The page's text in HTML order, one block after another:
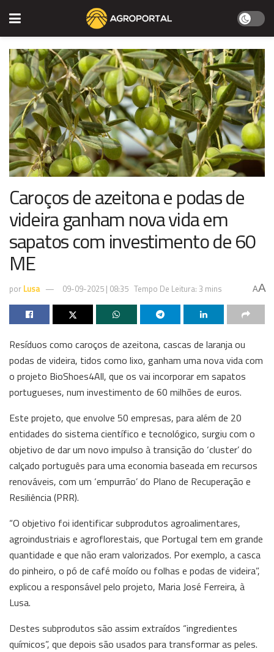
Caroços de azeitona e podas de
videira ganham nova vida em
sapatos com investimento de 60
ME
por Lusa 09-09-2025 | 08:35 Tempo De Leitura: 3 mins AA
Resíduos como caroços de azeitona, cascas de laranja ou
podas de videira, tidos como lixo, ganham uma nova vida com
o projeto BioShoes4All, que os vai incorporar em sapatos
portugueses, num investimento de 60 milhões de euros.
Este projeto, que envolve 50 empresas, para além de 20
entidades do sistema científico e tecnológico, surgiu com o
objetivo de dar um novo impulso à transição do ‘cluster’ do
calçado português para uma economia baseada em recursos
renováveis, com um ‘empurrão’ do Plano de Recuperação e
Resiliência (PRR).
“O objetivo foi identificar subprodutos agroalimentares,
agroindustriais e agroflorestais, que Portugal tem em grande
quantidade e que não eram valorizados. Por exemplo, a casca
do pinheiro, o pó de café moído ou folhas e podas de videira”,
explicou a responsável pelo projeto, Maria José Ferreira, à
Lusa.
Destes subprodutos são assim extraídos “ingredientes
químicos”, que depois são usados para transformar as peles.